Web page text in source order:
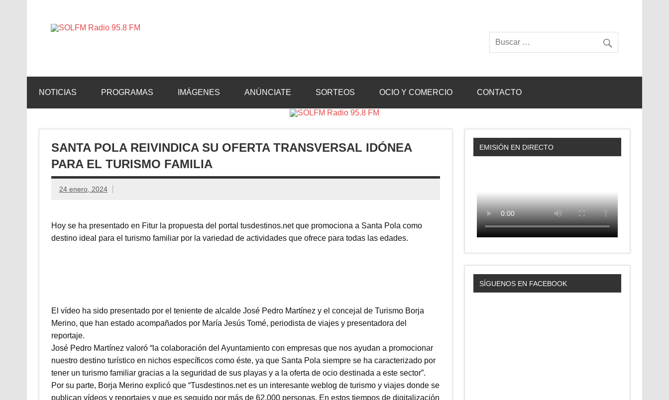
NOTICIAS PROGRAMAS IMÁGENES ANÚNCIATE SORTEOS OCIO Y COMERCIO CONTACTO
SANTA POLA REIVINDICA SU OFERTA TRANSVERSAL IDÓNEA
PARA EL TURISMO FAMILIA
24 enero, 2024
Hoy se ha presentado en Fitur la propuesta del portal tusdestinos.net que promociona a Santa Pola como
destino ideal para el turismo familiar por la variedad de actividades que ofrece para todas las edades.
El vídeo ha sido presentado por el teniente de alcalde José Pedro Martínez y el concejal de Turismo Borja
Merino, que han estado acompañados por María Jesús Tomé, periodista de viajes y presentadora del
reportaje.
José Pedro Martínez valoró “la colaboración del Ayuntamiento con empresas que nos ayudan a promocionar
nuestro destino turístico en nichos específicos como éste, ya que Santa Pola siempre se ha caracterizado por
tener un turismo familiar gracias a la seguridad de sus playas y a la oferta de ocio destinada a este sector”.
Por su parte, Borja Merino explicó que “Tusdestinos.net es un interesante weblog de turismo y viajes donde se
publican vídeos y reportajes y que es seguido por más de 62.000 personas. En estos tiempos de digitalización
EMISIÓN EN DIRECTO
SÍGUENOS EN FACEBOOK